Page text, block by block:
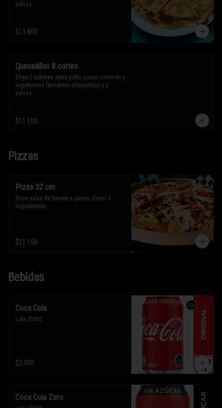
salsas.
* Los ingredientes no son intercambiables.
Sólo puedes solicitar eliminar un
$13.800
Quesadillas 8 cortes
Elige 2 sabores entre pollo, carne, camarón y
vegetariana (pimentón-champiñon) y 2
salsas.
* Los ingredientes no son intercambiables.
Sólo puedes solicitar eliminar un
$11.100
Pizzas
Pizza 32 cm
Base salsa de tomate y queso. Elegir 3
ingredientes.
$11.100
Bebidas
Coca Cola
Lata 350CC
$2.000
Coca Cola Zero